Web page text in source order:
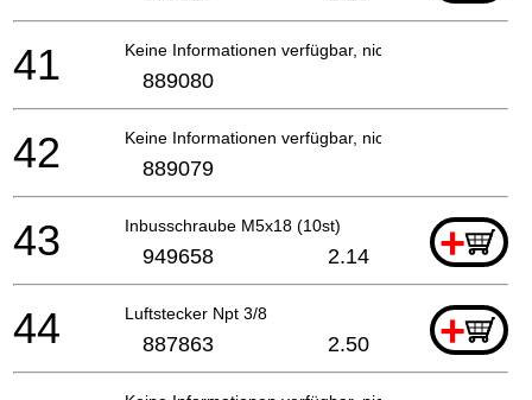
Keine Informationen verfügbar, nicht bestellbar
41 889080
Keine Informationen verfügbar, nicht bestellbar
42 889079
Inbusschraube M5x18 (10st) +
43 949658 2.14
Luftstecker Npt 3/8 +
44 887863 2.50